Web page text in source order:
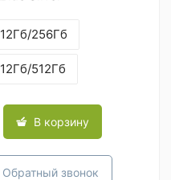
12Гб/256Гб
12Гб/512Гб
В корзину
Обратный звонок